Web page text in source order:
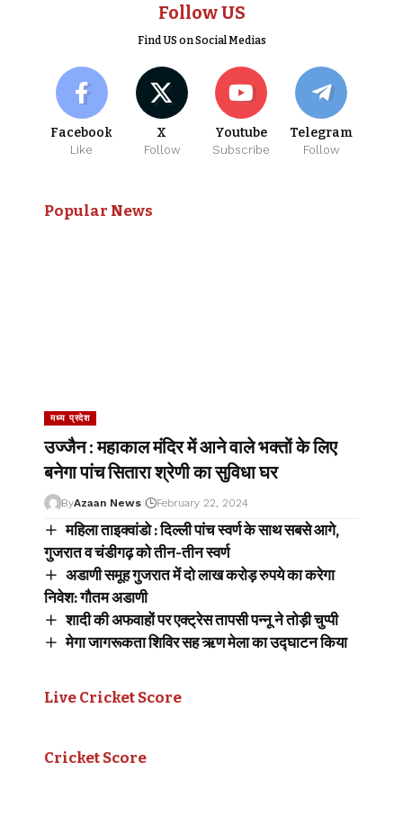
Follow US
Find US on Social Medias
Facebook
Like
X
Follow
Youtube
Subscribe
Telegram
Follow
Popular News
मध्य प्रदेश
उज्जैन : महाकाल मंदिर में आने वाले भक्तों के लिए
बनेगा पांच सितारा श्रेणी का सुविधा घर
ByAzaan News February 22, 2024
महिला ताइक्वांडो : दिल्ली पांच स्वर्ण के साथ सबसे आगे,
गुजरात व चंडीगढ़ को तीन-तीन स्वर्ण
अडाणी समूह गुजरात में दो लाख करोड़ रुपये का करेगा
निवेश: गौतम अडाणी
शादी की अफवाहों पर एक्ट्रेस तापसी पन्नू ने तोड़ी चुप्पी
मेगा जागरूकता शिविर सह ऋण मेला का उद्घाटन किया
Live Cricket Score
Cricket Score